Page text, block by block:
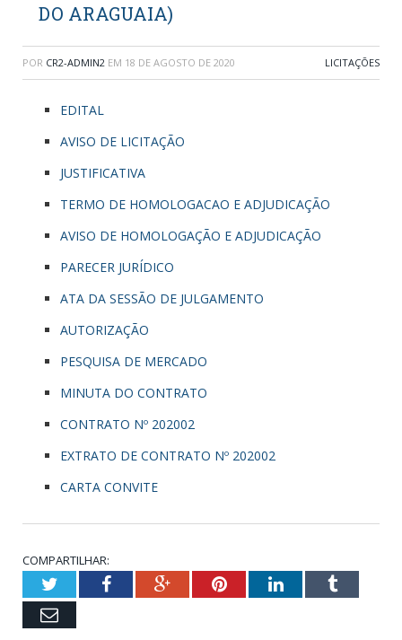
DO ARAGUAIA)
POR CR2-ADMIN2 EM 18 DE AGOSTO DE 2020 LICITAÇÕES
EDITAL
AVISO DE LICITAÇÃO
JUSTIFICATIVA
TERMO DE HOMOLOGACAO E ADJUDICAÇÃO
AVISO DE HOMOLOGAÇÃO E ADJUDICAÇÃO
PARECER JURÍDICO
ATA DA SESSÃO DE JULGAMENTO
AUTORIZAÇÃO
PESQUISA DE MERCADO
MINUTA DO CONTRATO
CONTRATO Nº 202002
EXTRATO DE CONTRATO Nº 202002
CARTA CONVITE
COMPARTILHAR:
TwitterFacebookGoogle+PinterestLinkedInTumblr
Email